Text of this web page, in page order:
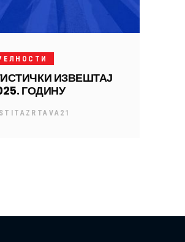
ИЗВЕШТАЈ
ГОДИНУ